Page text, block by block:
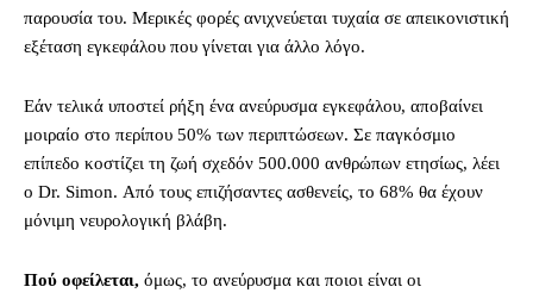
παρουσία του. Μερικές φορές ανιχνεύεται τυχαία σε απεικονιστική
εξέταση εγκεφάλου που γίνεται για άλλο λόγο.
Εάν τελικά υποστεί ρήξη ένα ανεύρυσμα εγκεφάλου, αποβαίνει
μοιραίο στο περίπου 50% των περιπτώσεων. Σε παγκόσμιο
επίπεδο κοστίζει τη ζωή σχεδόν 500.000 ανθρώπων ετησίως, λέει
ο Dr. Simon. Από τους επιζήσαντες ασθενείς, το 68% θα έχουν
μόνιμη νευρολογική βλάβη.
Πού οφείλεται, όμως, το ανεύρυσμα και ποιοι είναι οι